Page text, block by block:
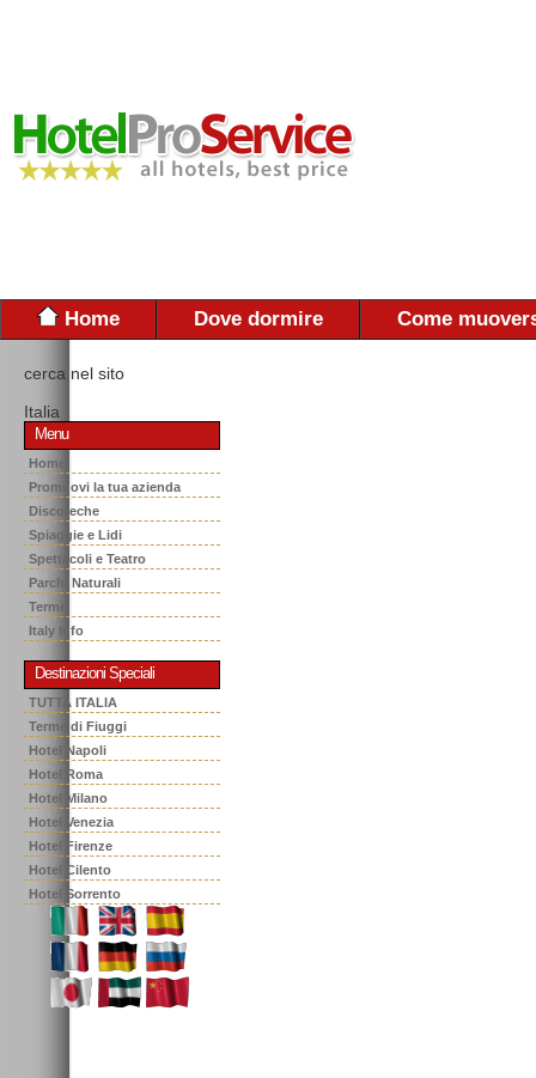
Home Dove dormire Come
cerca nel sito
Italia
Menu
Home
Promuovi la tua azienda
Discoteche
Spiaggie e Lidi
Spettacoli e Teatro
Parchi Naturali
Terme
Italy Info
Destinazioni Speciali
TUTTA ITALIA
Terme di Fiuggi
Hotel Napoli
Hotel Roma
Hotel Milano
Hotel Venezia
Hotel Firenze
Hotel Cilento
Hotel Sorrento